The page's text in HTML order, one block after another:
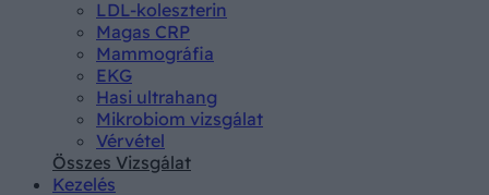
LDL-koleszterin
Magas CRP
Mammográfia
EKG
Hasi ultrahang
Mikrobiom vizsgálat
Vérvétel
Összes Vizsgálat
Kezelés